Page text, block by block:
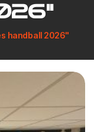
handball 2026"